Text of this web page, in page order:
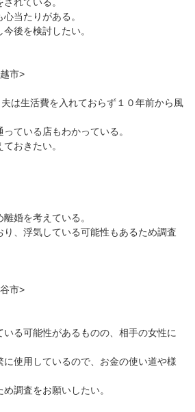
当たりがある。
後を検討したい。
市>
は生活費を入れておらず１０年前から風
ている店もわかっている。
おきたい。
婚を考えている。
、浮気している可能性もあるため調査
市>
る可能性があるものの、相手の女性に
に使用しているので、お金の使い道や様
調査をお願いしたい。